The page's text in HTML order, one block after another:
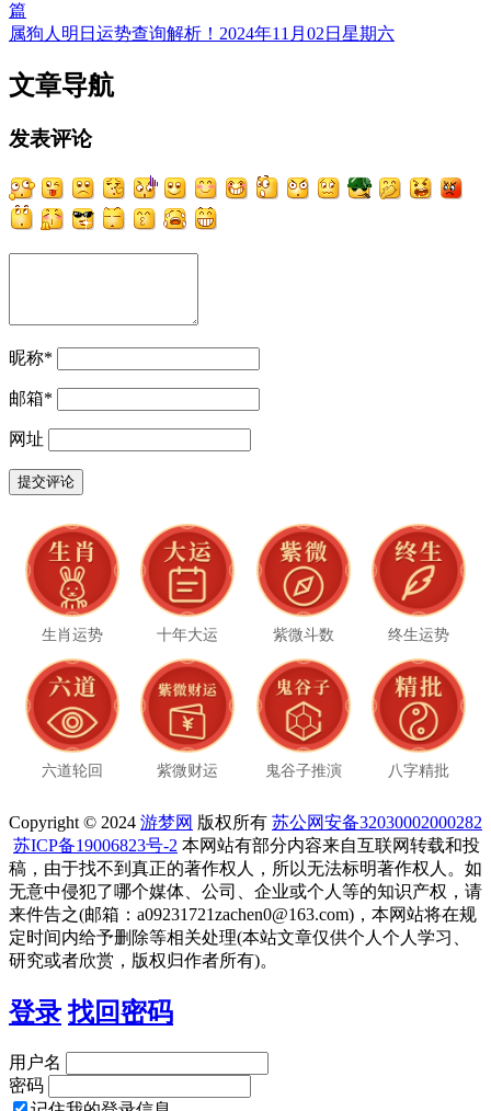
篇
属狗人明日运势查询解析！2024年11月02日星期六
文章导航
发表评论
昵称*
邮箱*
网址
生肖运势 十年大运 紫微斗数 终生运势
六道轮回 紫微财运 鬼谷子推演 八字精批
Copyright © 2024 游梦网 版权所有 苏公网安备32030002000282
苏ICP备19006823号-2 本网站有部分内容来自互联网转载和投
稿，由于找不到真正的著作权人，所以无法标明著作权人。如
无意中侵犯了哪个媒体、公司、企业或个人等的知识产权，请
来件告之(邮箱：a09231721zachen0@163.com)，本网站将在规
定时间内给予删除等相关处理(本站文章仅供个人个人学习、
研究或者欣赏，版权归作者所有)。
登录 找回密码
用户名
密码